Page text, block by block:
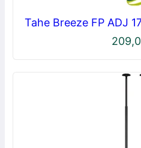
Tahe Breeze FP ADJ